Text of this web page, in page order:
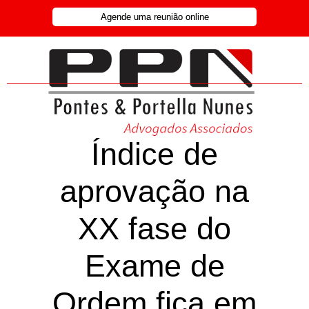
Agende uma reunião online
Índice de
aprovação na
XX fase do
Exame de